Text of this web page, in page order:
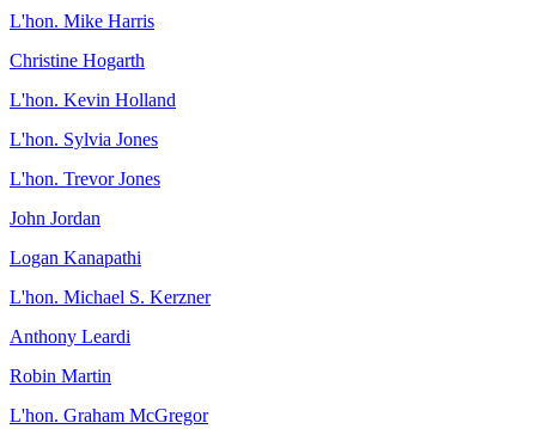
L'hon. Mike Harris
Christine Hogarth
L'hon. Kevin Holland
L'hon. Sylvia Jones
L'hon. Trevor Jones
John Jordan
Logan Kanapathi
L'hon. Michael S. Kerzner
Anthony Leardi
Robin Martin
L'hon. Graham McGregor